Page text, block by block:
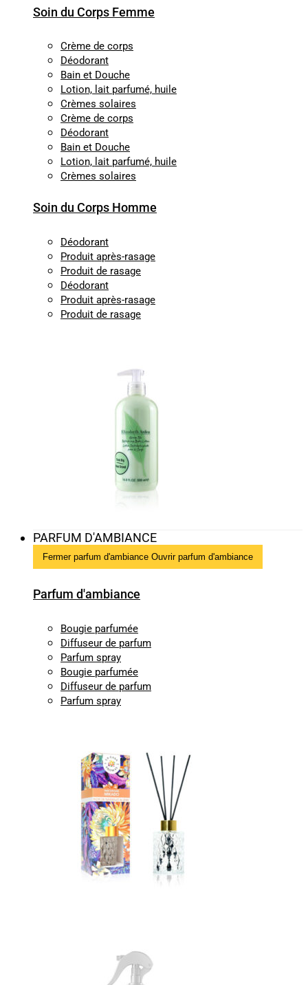
Soin du Corps Femme
Crème de corps
Déodorant
Bain et Douche
Lotion, lait parfumé, huile
Crèmes solaires
Crème de corps
Déodorant
Bain et Douche
Lotion, lait parfumé, huile
Crèmes solaires
Soin du Corps Homme
Déodorant
Produit après-rasage
Produit de rasage
Déodorant
Produit après-rasage
Produit de rasage
PARFUM D'AMBIANCE
Fermer parfum d'ambiance Ouvrir parfum d'ambiance
Parfum d'ambiance
Bougie parfumée
Diffuseur de parfum
Parfum spray
Bougie parfumée
Diffuseur de parfum
Parfum spray